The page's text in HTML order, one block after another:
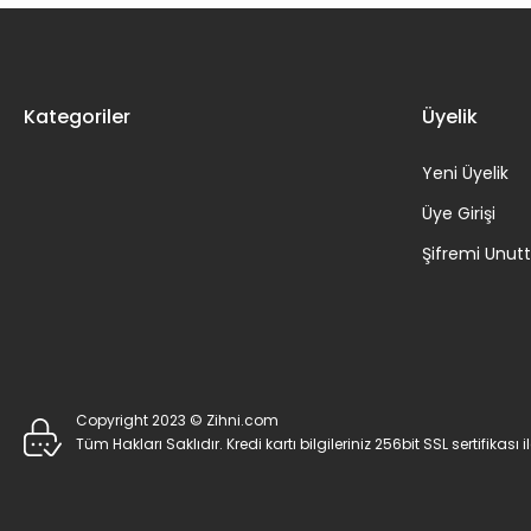
Kategoriler Üyelik
Yeni Üyelik
Üye Girişi
Şifremi
Copyright 2023 © Zihni.com
Tüm Hakları Saklıdır. Kredi kartı bilgileriniz 256bit SSL